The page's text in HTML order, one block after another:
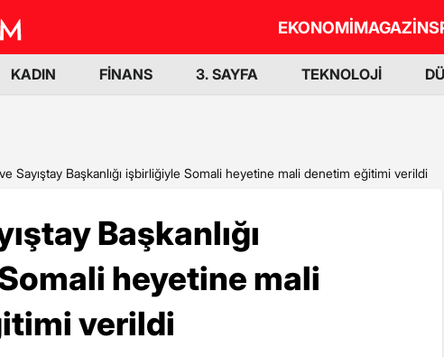
EKONOMİMAGAZİN
KADIN FİNANS 3. SAYFA TEKNOLOJİ
Sayıştay Başkanlığı işbirliğiyle Somali heyetine mali denetim eğitimi verildi
Başkanlığı
heyetine mali
verildi